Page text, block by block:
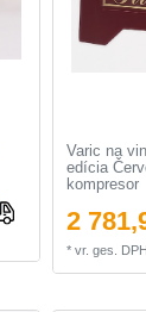
Varic na
edícia
kompresor
2
*vr. ges. DPH.